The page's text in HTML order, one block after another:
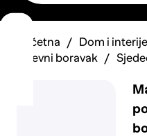
Početna Dom i
Dnevni boravak